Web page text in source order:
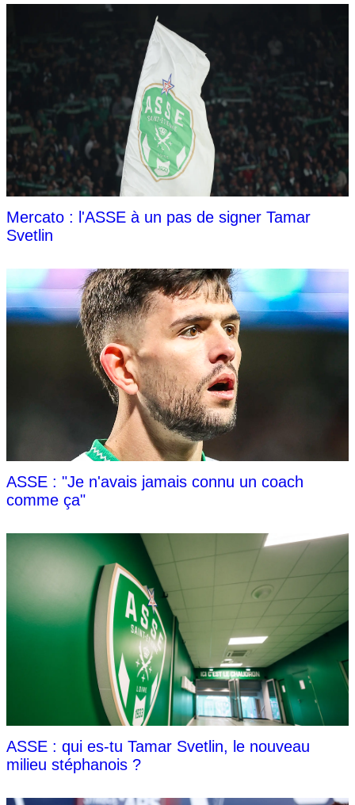
Mercato : l'ASSE à un pas de signer Tamar
Svetlin
ASSE : "Je n'avais jamais connu un coach
comme ça"
ASSE : qui es-tu Tamar Svetlin, le nouveau
milieu stéphanois ?